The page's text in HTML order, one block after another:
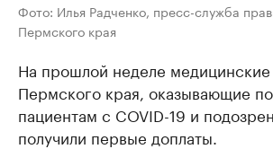
Фото: Илья Радченко, пресс-служба
Пермского края
На прошлой неделе медицинские
Пермского края, оказывающие
пациентам с COVID-19 и
получили первые доплаты.